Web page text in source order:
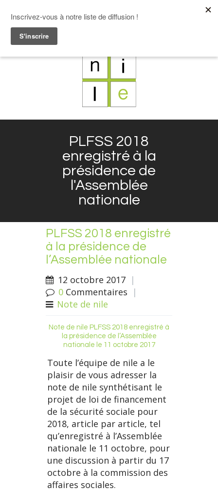
F L X I
PLFSS 2018
enregistré à la
présidence de
l'Assemblée
nationale
PLFSS 2018 enregistré
à la présidence de
l’Assemblée nationale
12 octobre 2017 |
0 Commentaires
|
Note de nile
Note de nile PLFSS 2018 enregistré à
la présidence de l’Assemblée
nationale le 11 octobre 2017
Toute l’équipe de nile a le
plaisir de vous adresser la
note de nile synthétisant le
projet de loi de financement
de la sécurité sociale pour
2018, article par article, tel
qu’enregistré à l’Assemblée
nationale le 11 octobre, pour
une discussion à partir du 17
octobre à la commission des
affaires sociales.